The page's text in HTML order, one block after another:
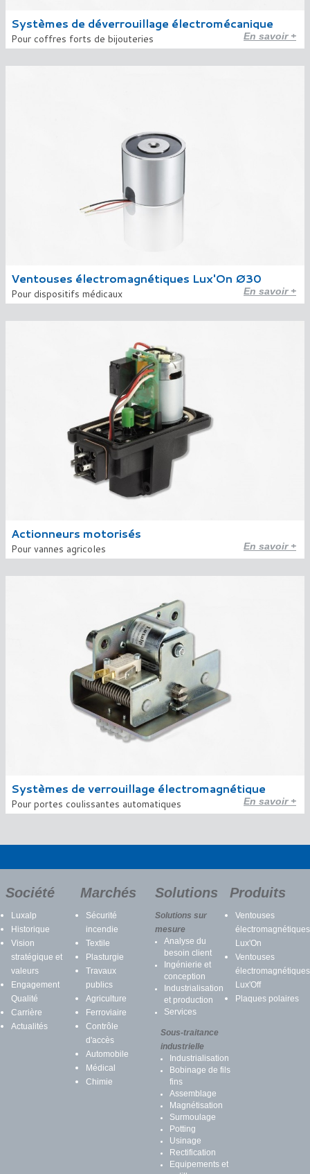
Systèmes de déverrouillage électromécanique
Pour coffres forts de bijouteries En savoir +
Ventouses électromagnétiques Lux'On Ø30
Pour dispositifs médicaux En savoir +
Actionneurs motorisés
Pour vannes agricoles En savoir +
Systèmes de verrouillage électromagnétique
Pour portes coulissantes automatiques En savoir +
Société
Luxalp
Historique
Vision
stratégique et
valeurs
Engagement
Qualité
Carrière
Actualités
Marchés
Sécurité
incendie
Textile
Plasturgie
Travaux
publics
Agriculture
Ferroviaire
Contrôle
d'accès
Automobile
Médical
Chimie
Solutions
Solutions sur
mesure
Analyse du
besoin client
Ingénierie et
conception
Industrialisation
et production
Services
Sous-traitance
industrielle
Industrialisation
Bobinage de fils
fins
Assemblage
Magnétisation
Surmoulage
Potting
Usinage
Rectification
Equipements et
Produits
Ventouses
électromagnétiques
Lux'On
Ventouses
électromagnétiques
Lux'Off
Plaques polaires